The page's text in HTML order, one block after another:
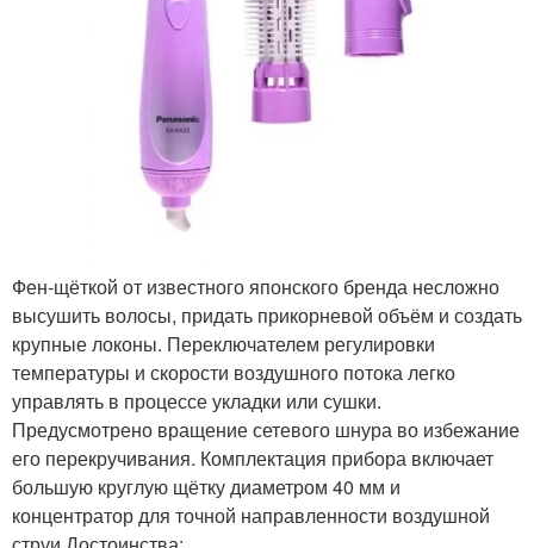
Фен-щёткой от известного японского бренда несложно
высушить волосы, придать прикорневой объём и создать
крупные локоны. Переключателем регулировки
температуры и скорости воздушного потока легко
управлять в процессе укладки или сушки.
Предусмотрено вращение сетевого шнура во избежание
его перекручивания. Комплектация прибора включает
большую круглую щётку диаметром 40 мм и
концентратор для точной направленности воздушной